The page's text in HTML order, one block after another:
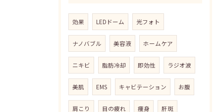
効果 LEDドーム 光フォト
ナノバブル 美容液 ホームケア
ニキビ 脂肪冷却 即効性 ラジオ波
美肌 EMS キャビテーション お腹
肩こり 目の疲れ 痩身 肝斑